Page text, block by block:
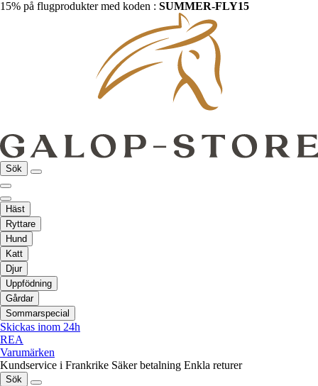
15% på flugprodukter med koden : SUMMER-FLY15
Sök
Häst
Ryttare
Hund
Katt
Djur
Uppfödning
Gårdar
Sommarspecial
Skickas inom 24h
REA
Varumärken
Kundservice i Frankrike Säker betalning Enkla returer
Sök